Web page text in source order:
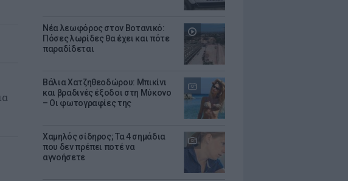
Νέα λεωφόρος στον Βοτανικό:
Πόσες λωρίδες θα έχει και πότε
παραδίδεται
Βάλια Χατζηθεοδώρου: Μπικίνι
και βραδινές έξοδοι στη Μύκονο
– Οι φωτογραφίες της
Χαμηλός σίδηρος; Τα 4 σημάδια
που δεν πρέπει ποτέ να
αγνοήσετε